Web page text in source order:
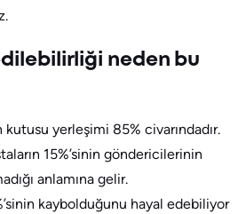
neden bu
yerleşimi 85% civarındadır.
15%’sinin göndericilerinin
anlamına gelir.
kaybolduğunu hayal edebiliyor